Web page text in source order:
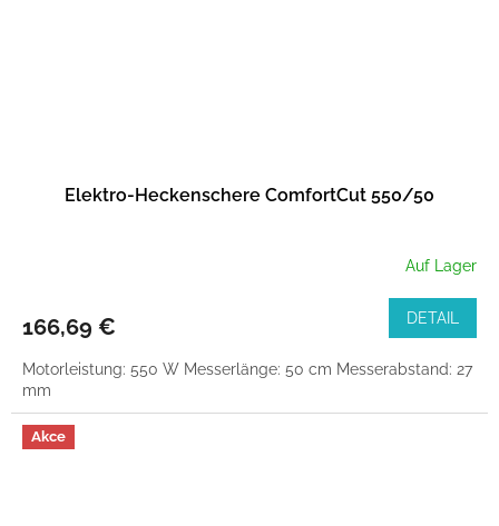
Elektro-Heckenschere ComfortCut 550/50
Auf Lager
166,69 € DETAIL
Motorleistung: 550 W Messerlänge: 50 cm Messerabstand: 27
mm
Akce